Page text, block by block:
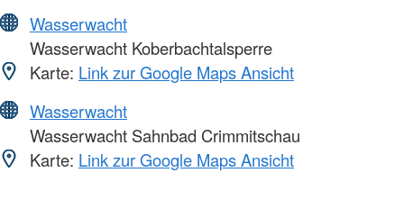
Wasserwacht
Wasserwacht Koberbachtalsperre
Karte: Link zur Google Maps Ansicht
Wasserwacht
Wasserwacht Sahnbad Crimmitschau
Karte: Link zur Google Maps Ansicht
Foto: A. Zelck / DRKS